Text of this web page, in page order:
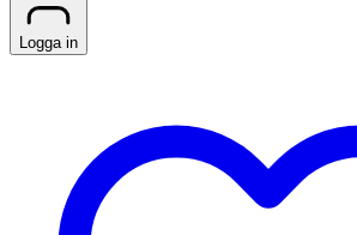
Logga in